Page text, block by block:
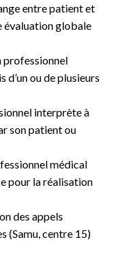
entre patient et
évaluation globale
professionnel
d’un ou de plusieurs
interprète à
son patient ou
médical
pour la réalisation
des appels
(Samu, centre 15)